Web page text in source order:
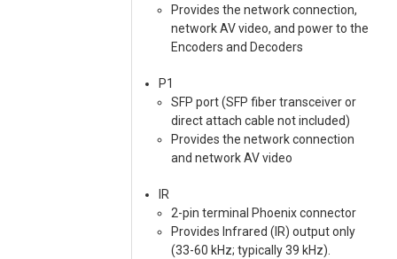
Provides the network connection,
network AV video, and power to the
Encoders and Decoders
P1
SFP port (SFP fiber transceiver or
direct attach cable not included)
Provides the network connection
and network AV video
IR
2-pin terminal Phoenix connector
Provides Infrared (IR) output only
(33-60 kHz; typically 39 kHz).